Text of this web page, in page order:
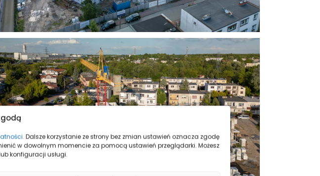
Dalsze korzystanie ze strony bez zmian ustawień oznacza zgodę
w dowolnym momencie za pomocą ustawień przeglądarki. Możesz
konfiguracji usługi.